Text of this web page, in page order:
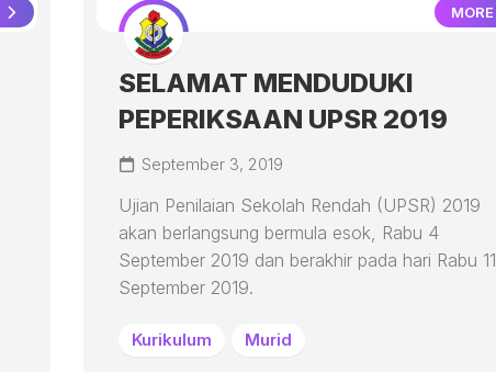
MORE
SELAMAT MENDUDUKI
PEPERIKSAAN UPSR 2019
September 3, 2019
Ujian Penilaian Sekolah Rendah (UPSR) 2019
akan berlangsung bermula esok, Rabu 4
September 2019 dan berakhir pada hari Rabu 11
September 2019.
Kurikulum Murid